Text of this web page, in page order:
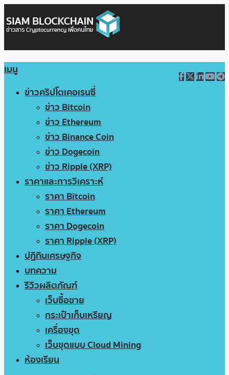
เมนู
ข่าวคริปโตเคอเรนซี่
ข่าว Bitcoin
ข่าว Ethereum
ข่าว Binance Coin
ข่าว Dogecoin
ข่าว Ripple (XRP)
ราคาและการวิเคราะห์
ราคา Bitcoin
ราคา Ethereum
ราคา Dogecoin
ราคา Ripple (XRP)
ปฏิทินเศรษฐกิจ
บทความ
รีวิวผลิตภัณฑ์
เว็บซื้อขาย
กระเป๋าเก็บเหรียญ
เครื่องขุด
เว็บขุดแบบ Cloud Mining
ห้องเรียน